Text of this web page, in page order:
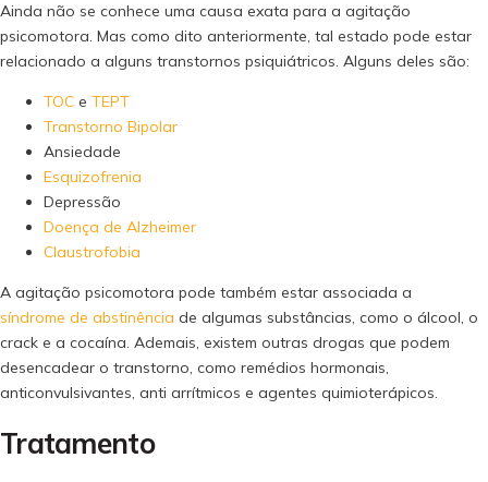
Ainda não se conhece uma causa exata para a agitação
psicomotora. Mas como dito anteriormente, tal estado pode estar
relacionado a alguns transtornos psiquiátricos. Alguns deles são:
TOC e TEPT
Transtorno Bipolar
Ansiedade
Esquizofrenia
Depressão
Doença de Alzheimer
Claustrofobia
A agitação psicomotora pode também estar associada a
síndrome de abstinência de algumas substâncias, como o álcool, o
crack e a cocaína. Ademais, existem outras drogas que podem
desencadear o transtorno, como remédios hormonais,
anticonvulsivantes, anti arrítmicos e agentes quimioterápicos.
Tratamento